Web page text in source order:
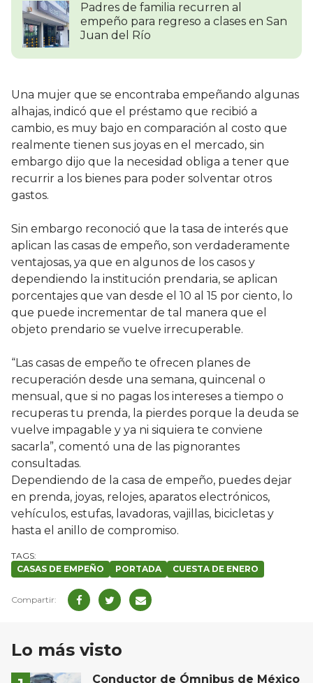
Padres de familia recurren al
empeño para regreso a clases en San
Juan del Río
Una mujer que se encontraba empeñando algunas
alhajas, indicó que el préstamo que recibió a
cambio, es muy bajo en comparación al costo que
realmente tienen sus joyas en el mercado, sin
embargo dijo que la necesidad obliga a tener que
recurrir a los bienes para poder solventar otros
gastos.
Sin embargo reconoció que la tasa de interés que
aplican las casas de empeño, son verdaderamente
ventajosas, ya que en algunos de los casos y
dependiendo la institución prendaria, se aplican
porcentajes que van desde el 10 al 15 por ciento, lo
que puede incrementar de tal manera que el
objeto prendario se vuelve irrecuperable.
“Las casas de empeño te ofrecen planes de
recuperación desde una semana, quincenal o
mensual, que si no pagas los intereses a tiempo o
recuperas tu prenda, la pierdes porque la deuda se
vuelve impagable y ya ni siquiera te conviene
sacarla”, comentó una de las pignorantes
consultadas.
Dependiendo de la casa de empeño, puedes dejar
en prenda, joyas, relojes, aparatos electrónicos,
vehículos, estufas, lavadoras, vajillas, bicicletas y
hasta el anillo de compromiso.
CASAS DE EMPEÑO PORTADA CUESTA DE ENERO
Lo más visto
Conductor de Ómnibus de México